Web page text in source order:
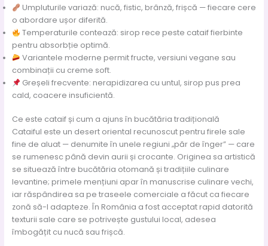
Umpluturile variază: nucă, fistic, brânză, frișcă — fiecare cere
o abordare ușor diferită.
Temperaturile contează: sirop rece peste cataif fierbinte
pentru absorbție optimă.
Variantele moderne permit fructe, versiuni vegane sau
combinații cu creme soft.
Greșeli frecvente: nerapidizarea cu untul, sirop pus prea
cald, coacere insuficientă.
Ce este cataif și cum a ajuns în bucătăria tradițională
Cataiful este un desert oriental recunoscut pentru firele sale
fine de aluat — denumite în unele regiuni „păr de înger” — care
se rumenesc până devin aurii și crocante. Originea sa artistică
se situează între bucătăria otomană și tradițiile culinare
levantine; primele mențiuni apar în manuscrise culinare vechi,
iar răspândirea sa pe traseele comerciale a făcut ca fiecare
zonă să-l adapteze. În România a fost acceptat rapid datorită
texturii sale care se potrivește gustului local, adesea
îmbogățit cu nucă sau frișcă.